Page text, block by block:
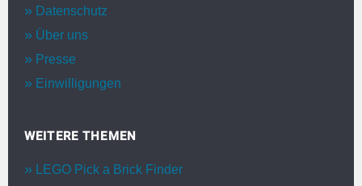
Datenschutz
Über uns
Presse
Einwilligungen
WEITERE THEMEN
LEGO Pick a Brick Finder